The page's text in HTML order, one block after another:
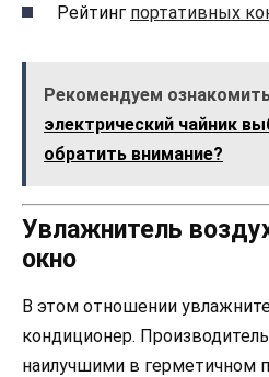
Рейтинг портативных
Рекомендуем
электрический чайник
обратить внимание?
Увлажнитель
окно
В этом отношении
кондиционер.
наилучшими в герметичном